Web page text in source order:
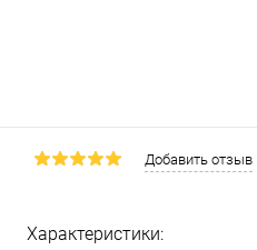
Добавить отзыв
Характеристики: